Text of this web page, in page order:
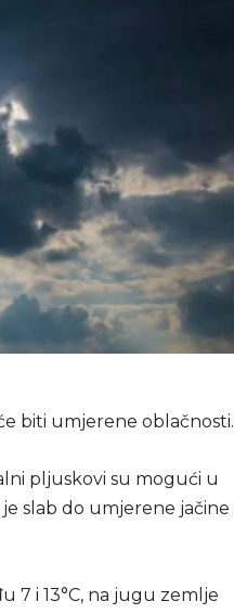
biti umjerene oblačnosti.
pljuskovi su mogući u
slab do umjerene jačine
7 i 13°C, na jugu zemlje